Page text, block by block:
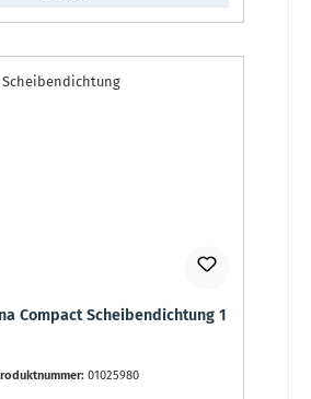
Compact Scheibendichtung 1
01025980